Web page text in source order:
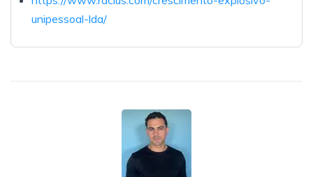
unipessoal-lda/